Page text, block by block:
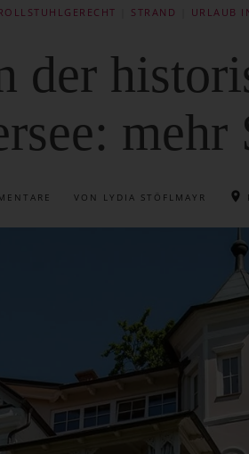
STRAND URLAUB
der
mehr
VON LYDIA STÖFLMAYR